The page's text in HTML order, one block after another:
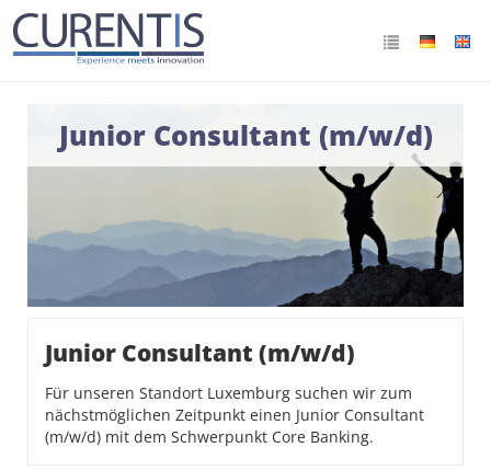
Junior Consultant (m/w/d)
Junior Consultant (m/w/d)
Für unseren Standort Luxemburg suchen wir zum
nächstmöglichen Zeitpunkt einen Junior Consultant
(m/w/d) mit dem Schwerpunkt Core Banking.